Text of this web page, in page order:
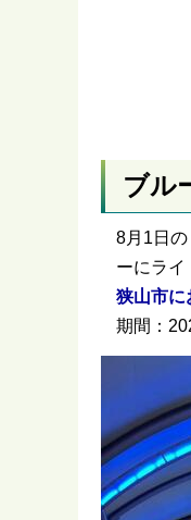
ブル
8月1日
ーにライ
狭山市に
期間：